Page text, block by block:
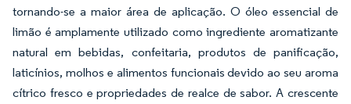
tornando-se a maior área de aplicação. O óleo essencial de
limão é amplamente utilizado como ingrediente aromatizante
natural em bebidas, confeitaria, produtos de panificação,
laticínios, molhos e alimentos funcionais devido ao seu aroma
cítrico fresco e propriedades de realce de sabor. A crescente